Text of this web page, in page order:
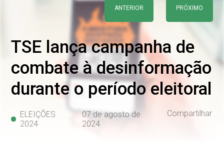
ANTERIOR PRÓXIMO
TSE lança campanha de
combate à desinformação
durante o período eleitoral
ELEIÇÕES
2024
07 de agosto de
2024
Compartilhar